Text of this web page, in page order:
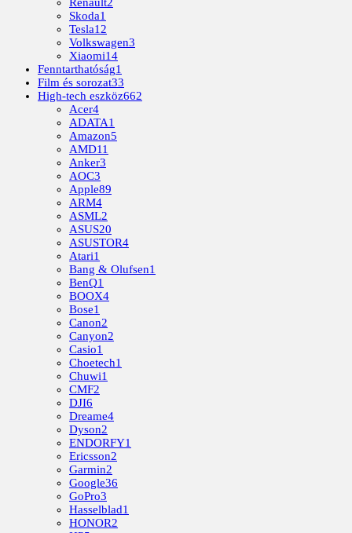
Skoda1
Tesla12
Volkswagen3
Xiaomi14
Fenntarthatóság1
Film és sorozat33
High-tech eszköz662
Acer4
ADATA1
Amazon5
AMD11
Anker3
AOC3
Apple89
ARM4
ASML2
ASUS20
ASUSTOR4
Atari1
Bang & Olufsen1
BenQ1
BOOX4
Bose1
Canon2
Canyon2
Casio1
Choetech1
Chuwi1
CMF2
DJI6
Dreame4
Dyson2
ENDORFY1
Ericsson2
Garmin2
Google36
GoPro3
Hasselblad1
HONOR2